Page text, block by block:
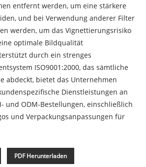
entfernt werden, um eine stärkere
und bei Verwendung anderer Filter
werden, um das Vignettierungsrisiko
optimale Bildqualität
durch ein strenges
ISO9001:2000, das sämtliche
abdeckt, bietet das Unternehmen
Dienstleistungen an
und ODM-Bestellungen, einschließlich
und Verpackungsanpassungen für
PDF Herunterladen